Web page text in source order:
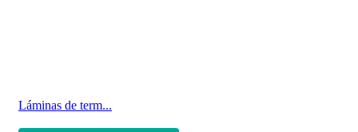
Láminas de term...